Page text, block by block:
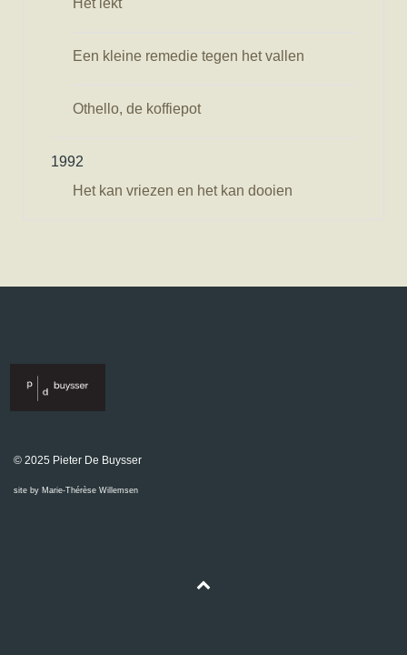
Het lekt
Een kleine remedie tegen het vallen
Othello, de koffiepot
1992
Het kan vriezen en het kan dooien
© 2025 Pieter De Buysser
site by Marie-Thérèse Willemsen